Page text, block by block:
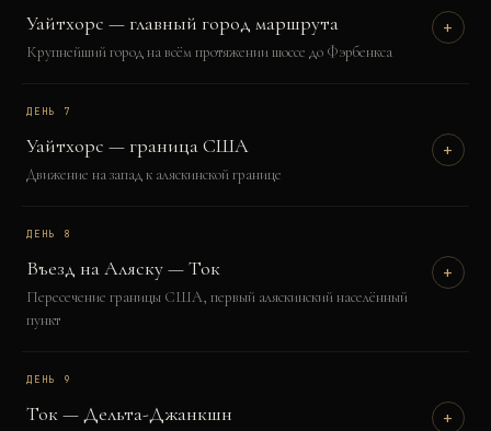
Уайтхорс — главный город маршрута
Крупнейший город на всём протяжении шоссе до Фэрбенкса
+
ДЕНЬ 7
Уайтхорс — граница США
Движение на запад к аляскинской границе
+
ДЕНЬ 8
Въезд на Аляску — Ток
Пересечение границы США, первый аляскинский населённый
пункт
+
ДЕНЬ 9
Ток — Дельта-Джанкшн +